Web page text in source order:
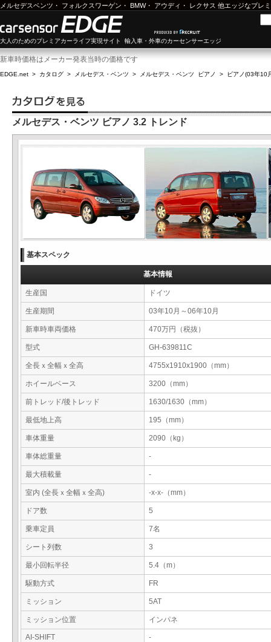
メルセデスベンツ ・ フォルクスワーゲン ・ BMW・ アウディ ・ レクサス 他エッジなプレ
大人のためのプレミアカーライフ実現サイト 輸入車・外車のカーセンサーエッジ
新車時価格はメーカー発表当時の価格です
EDGE.net > カタログ > メルセデス・ベンツ > メルセデス・ベンツ ビアノ > ビアノ(03年10
メルセデス・ベンツ ビアノ 3.2 トレンド
基本スペック
基本情報
生産国 ドイツ
生産期間 03年10月～06年10月
新車時車両価格 470万円（税抜）
型式 GH-639811C
全長ｘ全幅ｘ全高 4755x1910x1900（mm）
ホイールベース 3200（mm）
前トレッド/後トレッド 1630/1630（mm）
最低地上高 195（mm）
車体重量 2090（kg）
車体総重量 -
最大積載量 -
室内 (全長ｘ全幅ｘ全高) -x-x-（mm）
ドア数 5
乗車定員 7名
シート列数 3
最小回転半径 5.4（m）
駆動方式 FR
ミッション 5AT
ミッション位置 インパネ
AI-SHIFT
-